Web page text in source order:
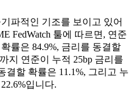
파적인 기조를 보이고 있어
FedWatch 툴에 따르면, 연준
률은 84.9%, 금리를 동결할
지 연준이 누적 25bp 금리를
결할 확률은 11.1%, 그리고 누
입니다.